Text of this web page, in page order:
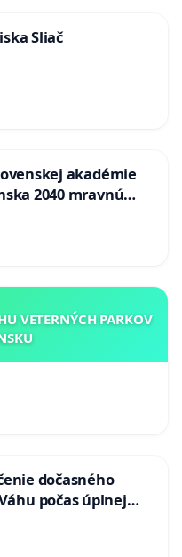
Sliač
akadémie
2040 mravnú
VETERNÝCH PARKOV
dočasného
počas úplnej